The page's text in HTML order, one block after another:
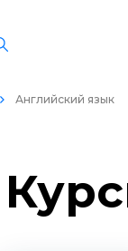
Английский язык